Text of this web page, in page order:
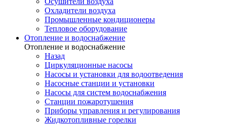
Охладители воздуха
Промышленные кондиционеры
Тепловое оборудование
Отопление и водоснабжение
Отопление и водоснабжение
Назад
Циркуляционные насосы
Насосы и установки для водоотведения
Насосные станции и установки
Насосы для систем водоснабжения
Станции пожаротушения
Приборы управления и регулирования
Жидкотопливные горелки